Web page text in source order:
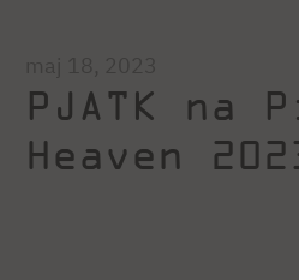
PJATK na
Heaven